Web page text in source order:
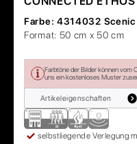
Farbe: 4314032 Scenic
Format: 50 cm x 50 cm
Farbtöne der Bilder können vom
uns ein kostenloses Muster
Artikeleigenschaften
selbstliegende Verlegung